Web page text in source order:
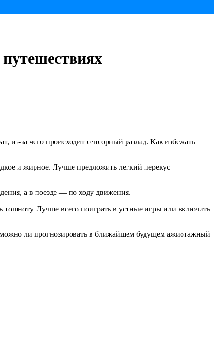
из-за чего происходит сенсорный разлад. Как избежать
и жирное. Лучше предложить легкий перекус
а в поезде — по ходу движения.
тошноту. Лучше всего поиграть в устные игры или включить
ли прогнозировать в ближайшем будущем ажиотажный